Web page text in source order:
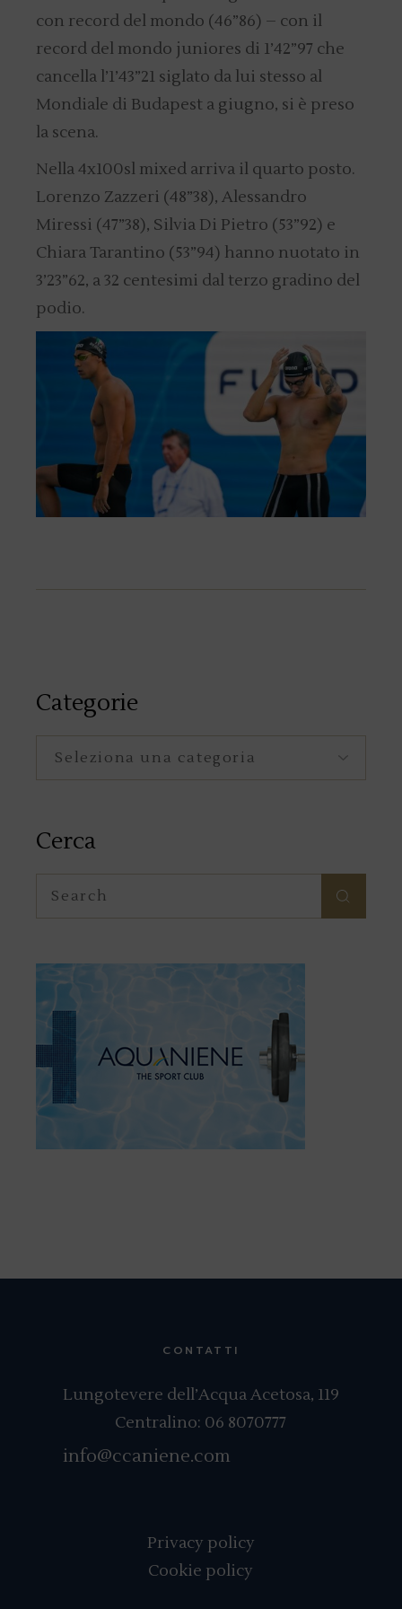
con record del mondo (46”86) – con il
record del mondo juniores di 1’42”97 che
cancella l’1’43”21 siglato da lui stesso al
Mondiale di Budapest a giugno, si è preso
la scena.
Nella 4x100sl mixed arriva il quarto posto.
Lorenzo Zazzeri (48”38), Alessandro
Miressi (47”38), Silvia Di Pietro (53”92) e
Chiara Tarantino (53”94) hanno nuotato in
3’23”62, a 32 centesimi dal terzo gradino del
podio.
Categorie
Cerca
for:
CONTATTI
Lungotevere dell’Acqua Acetosa, 119
Centralino: 06 8070777
info@ccaniene.com
Privacy policy
Cookie policy